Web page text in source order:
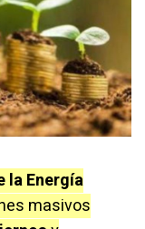
la Energía
masivos